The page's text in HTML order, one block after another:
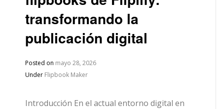
transformando la
publicación digital
Posted on mayo 28, 2026
Under Flipbook Maker
Introducción En el actual entorno digital en